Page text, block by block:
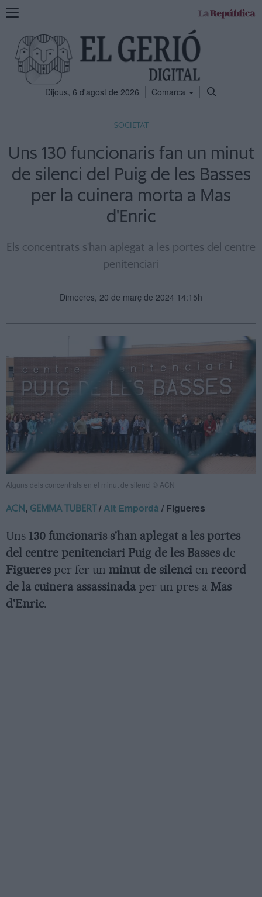
Mostra
navegació
Dijous, 6 d'agost de 2026 Comarca
SOCIETAT
Uns 130 funcionaris fan un minut
de silenci del Puig de les Basses
per la cuinera morta a Mas
d'Enric
Els concentrats s'han aplegat a les portes del centre
penitenciari
Dimecres, 20 de març de 2024 14:15h
Alguns dels concentrats en el minut de silenci © ACN
ACN, GEMMA TUBERT /Alt Empordà / Figueres
Uns 130 funcionaris s'han aplegat a les portes
del centre penitenciari Puig de les Basses de
Figueres per fer un minut de silenci en record
de la cuinera assassinada per un pres a Mas
d'Enric.